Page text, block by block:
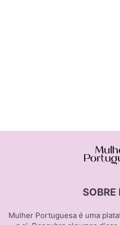
SOBRE
Mulher Portuguesa é uma